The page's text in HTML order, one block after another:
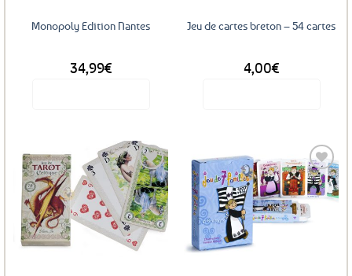
Monopoly Edition Nantes
34,99€
Jeu de cartes breton – 54 cartes
4,00€
Ajouter
aux
favoris
Ajouter
aux
favoris